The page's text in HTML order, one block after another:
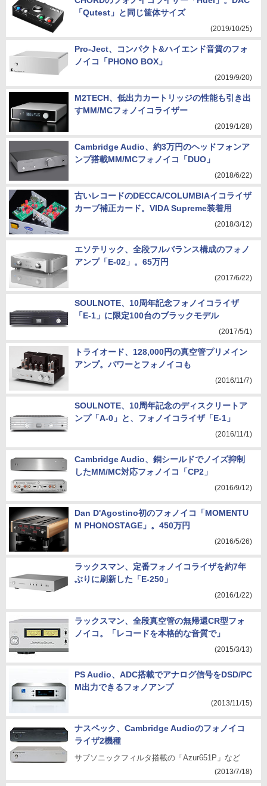
「Qutest」と同じ筐体サイズ
(2019/10/25)
Pro-Ject、コンパクト&ハイエンド音質のフォ
ノイコ「PHONO BOX」
(2019/9/20)
M2TECH、低出力カートリッジの性能も引き出
すMM/MCフォノイコライザー
(2019/1/28)
Cambridge Audio、約3万円のヘッドフォンア
ンプ搭載MM/MCフォノイコ「DUO」
(2018/6/22)
古いレコードのDECCA/COLUMBIAイコライザ
カーブ補正カード。VIDA Supreme装着用
(2018/3/12)
エソテリック、全段フルバランス構成のフォノ
アンプ「E-02」。65万円
(2017/6/22)
SOULNOTE、10周年記念フォノイコライザ
「E-1」に限定100台のブラックモデル
(2017/5/1)
トライオード、128,000円の真空管プリメイン
アンプ。パワーとフォノイコも
(2016/11/7)
SOULNOTE、10周年記念のディスクリートア
ンプ「A-0」と、フォノイコライザ「E-1」
(2016/11/1)
Cambridge Audio、銅シールドでノイズ抑制
したMM/MC対応フォノイコ「CP2」
(2016/9/12)
Dan D'Agostino初のフォノイコ「MOMENTU
M PHONOSTAGE」。450万円
(2016/5/26)
ラックスマン、定番フォノイコライザを約7年
ぶりに刷新した「E-250」
(2016/1/22)
ラックスマン、全段真空管の無帰還CR型フォ
ノイコ。「レコードを本格的な音質で」
(2015/3/13)
PS Audio、ADC搭載でアナログ信号をDSD/PC
M出力できるフォノアンプ
(2013/11/15)
ナスペック、Cambridge Audioのフォノイコ
ライザ2機種
サブソニックフィルタ搭載の「Azur651P」など
(2013/7/18)